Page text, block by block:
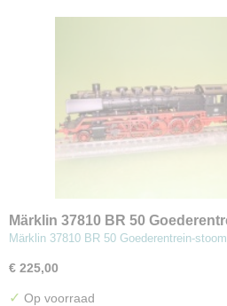
Märklin 37810 BR 50
met getrokken tender (MBA)
Märklin 37810 BR 50 Goederentrein-
€ 225,00
✓ Op voorraad